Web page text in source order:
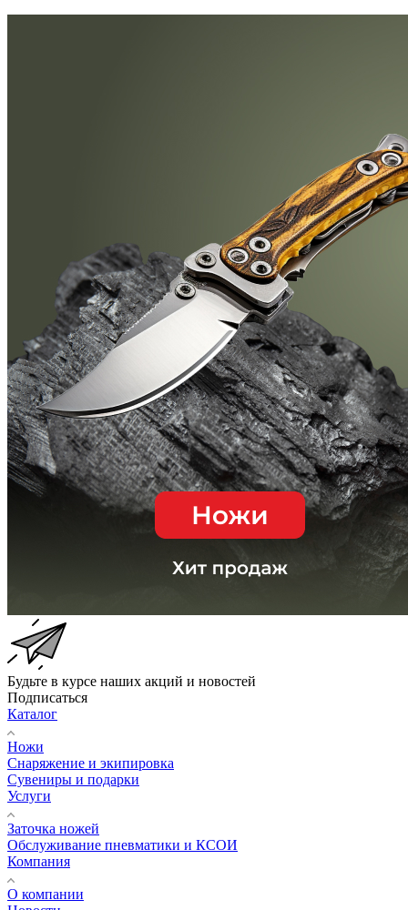
Будьте в курсе наших акций и новостей
Подписаться
Каталог
Ножи
Снаряжение и экипировка
Сувениры и подарки
Услуги
Заточка ножей
Обслуживание пневматики и КСОИ
Компания
О компании